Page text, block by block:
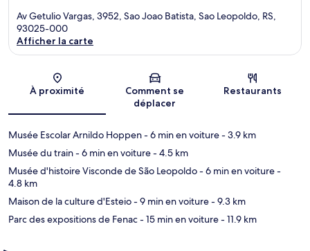
Av Getulio Vargas, 3952, Sao Joao Batista, Sao Leopoldo, RS,
93025-000
Afficher la carte
À proximité
Comment se
déplacer
Restaurants
Musée Escolar Arnildo Hoppen- 6 min en voiture- 3.9 km
Musée du train- 6 min en voiture- 4.5 km
Musée d'histoire Visconde de São Leopoldo- 6 min en voiture-
4.8 km
Maison de la culture d'Esteio- 9 min en voiture- 9.3 km
Parc des expositions de Fenac- 15 min en voiture- 11.9 km